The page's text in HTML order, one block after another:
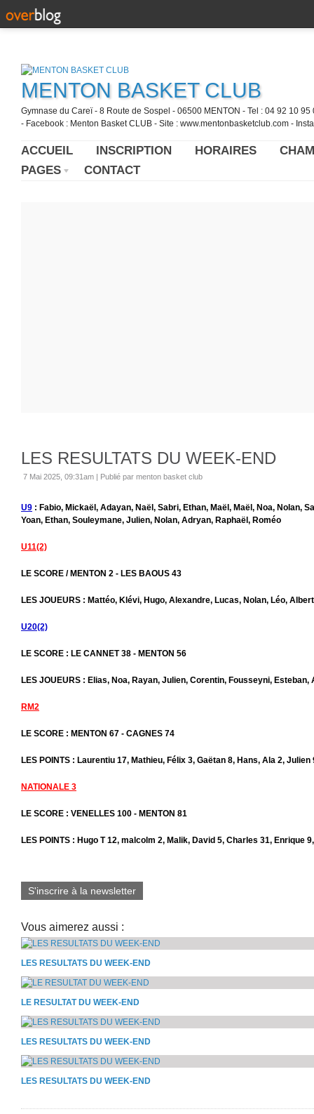
MENTON BASKET CLUB
Gymnase du Careï - 8 Route de Sospel - 06500 MENTON - Tel : 04 92 10
- Facebook : Menton Basket CLUB - Site : www.mentonbasketclub.com -
ACCUEIL INSCRIPTION HORAIRES
PAGES
CONTACT
LES RESULTATS DU WEEK-END
7 Mai 2025, 09:31am | Publié par menton basket club
U9 : Fabio, Mickaël, Adayan, Naël, Sabri, Ethan, Maël, Maël, Noa, Nolan,
Yoan, Ethan, Souleymane, Julien, Nolan, Adryan, Raphaël, Roméo
U11(2)
LE SCORE / MENTON 2 - LES BAOUS 43
LES JOUEURS : Mattéo, Klévi, Hugo, Alexandre, Lucas, Nolan, Léo,
U20(2)
LE SCORE : LE CANNET 38 - MENTON 56
LES JOUEURS : Elias, Noa, Rayan, Julien, Corentin, Fousseyni, Esteban,
RM2
LE SCORE : MENTON 67 - CAGNES 74
LES POINTS : Laurentiu 17, Mathieu, Félix 3, Gaëtan 8, Hans, Ala 2,
NATIONALE 3
LE SCORE : VENELLES 100 - MENTON 81
LES POINTS : Hugo T 12, malcolm 2, Malik, David 5, Charles 31, Enrique
S'inscrire à la newsletter
Vous aimerez aussi :
LES RESULTATS DU WEEK-END
LE RESULTAT DU WEEK-END
LES RESULTATS DU WEEK-END
LES RESULTATS DU WEEK-END